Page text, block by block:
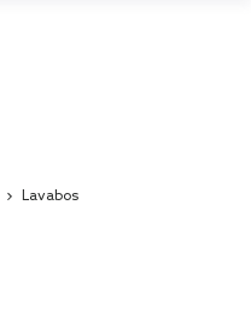
Lavabos